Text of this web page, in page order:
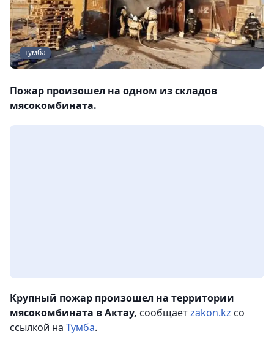
тумба
Пожар произошел на одном из складов
мясокомбината.
Крупный пожар произошел на территории
мясокомбината в Актау, сообщаетzakon.kz со
ссылкой на Тумба.